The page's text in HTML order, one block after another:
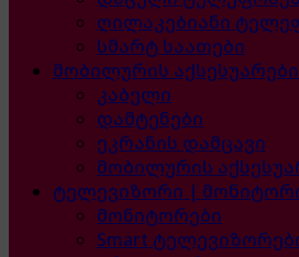
ღილაკებიანი
სმარტ საათები
მობილურის აქსესუარები
კაბელი
დამტენები
ეკრანის დამცავი
მობილურის
ტელევიზორი |
მონიტორები
Smart